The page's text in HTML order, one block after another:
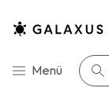
Navigation nach
Menü Suche